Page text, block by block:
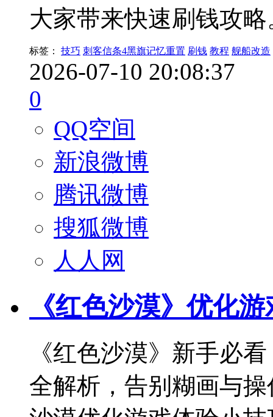
大家带来快速刷钱攻略
标签： 技巧 刺客信条4黑旗记忆重置 刷钱 教程 舰船改造
2026-07-10 20:08:37
0
QQ空间
新浪微博
腾讯微博
搜狐微博
人人网
《红色沙漠》优化
《红色沙漠》新手必
全解析，告别糊画与